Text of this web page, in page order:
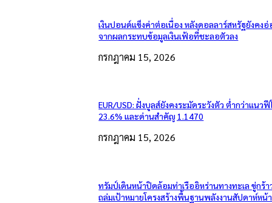
เงินปอนด์แข็งค่าต่อเนื่อง หลังดอลลาร์สหรัฐยังคง
จากผลกระทบข้อมูลเงินเฟ้อที่ชะลอตัวลง
กรกฎาคม 15, 2026
EUR/USD: ฝั่งบูลส์ยังคงระมัดระวังตัว ต่ำกว่าแนว
23.6% และด่านสำคัญ 1.1470
กรกฎาคม 15, 2026
ทรัมป์เดินหน้าปิดล้อมท่าเรืออิหร่านทางทะเล ขู่กร้า
ถล่มเป้าหมายโครงสร้างพื้นฐานพลังงานสัปดาห์หน้า